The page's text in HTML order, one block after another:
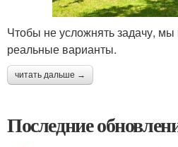
Чтобы не усложнять задачу,
реальные варианты.
читать дальше →
Последние